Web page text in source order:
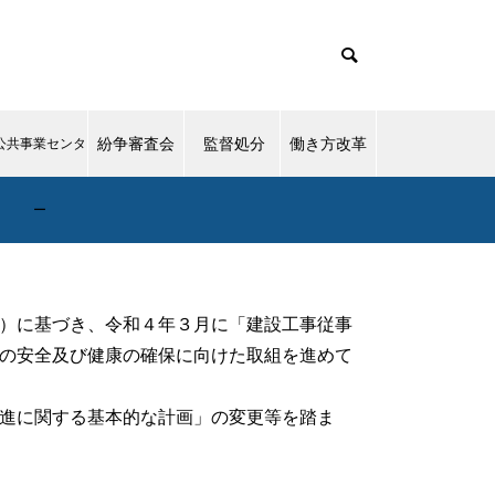
共事業センタ
ー
紛争審査会 監督処分 働き方改革
に基づき、令和４年３月に「建設工事従事
安全及び健康の確保に向けた取組を進めて
関する基本的な計画」の変更等を踏ま